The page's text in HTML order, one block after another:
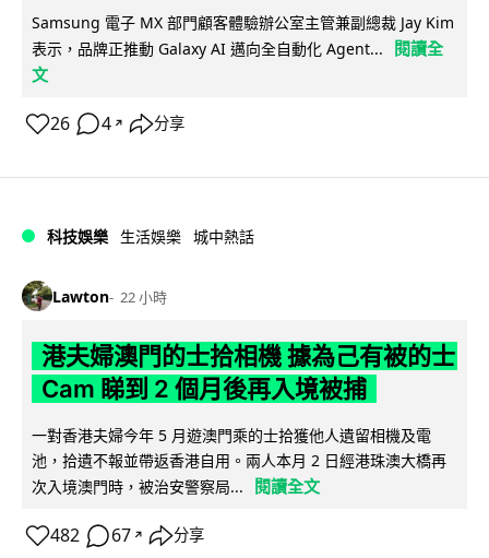
Samsung 電子 MX 部門顧客體驗辦公室主管兼副總裁 Jay Kim
表示，品牌正推動 Galaxy AI 邁向全自動化 Agent...
閱讀全
文
26 4 ↗ 分享
科技娛樂 生活娛樂 城中熱話
Lawton 22 小時
港夫婦澳門的士拾相機 據為己有被的士
Cam 睇到 2 個月後再入境被捕
一對香港夫婦今年 5 月遊澳門乘的士拾獲他人遺留相機及電
池，拾遺不報並帶返香港自用。兩人本月 2 日經港珠澳大橋再
次入境澳門時，被治安警察局...
閱讀全文
482 67 ↗ 分享